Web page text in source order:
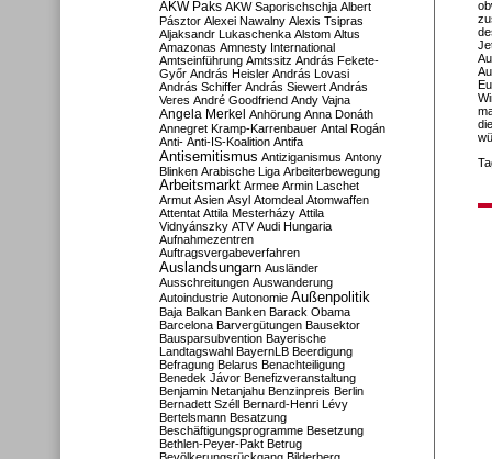
AKW Paks AKW Saporischschja Albert
Pásztor Alexei Nawalny Alexis Tsipras
Aljaksandr Lukaschenka Alstom Altus
Amazonas Amnesty International
Amtseinführung Amtssitz András Fekete-
Győr András Heisler András Lovasi
András Schiffer András Siewert András
Veres André Goodfriend Andy Vajna
Angela Merkel Anhörung Anna Donáth
Annegret Kramp-Karrenbauer Antal Rogán
Anti- Anti-IS-Koalition Antifa
Antisemitismus Antiziganismus Antony
Blinken Arabische Liga Arbeiterbewegung
Arbeitsmarkt Armee Armin Laschet
Armut Asien Asyl Atomdeal Atomwaffen
Attentat Attila Mesterházy Attila
Vidnyánszky ATV Audi Hungaria
Aufnahmezentren
Auftragsvergabeverfahren
Auslandsungarn Ausländer
Ausschreitungen Auswanderung
Autoindustrie Autonomie Außenpolitik
Baja Balkan Banken Barack Obama
Barcelona Barvergütungen Bausektor
Bausparsubvention Bayerische
Landtagswahl BayernLB Beerdigung
Befragung Belarus Benachteiligung
Benedek Jávor Benefizveranstaltung
Benjamin Netanjahu Benzinpreis Berlin
Bernadett Széll Bernard-Henri Lévy
Bertelsmann Besatzung
Beschäftigungsprogramme Besetzung
Bethlen-Peyer-Pakt Betrug